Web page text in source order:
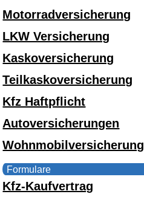
Motorradversicherung
LKW Versicherung
Kaskoversicherung
Teilkaskoversicherung
Kfz Haftpflicht
Autoversicherungen
Wohnmobilversicherung
Formulare
Kfz-Kaufvertrag